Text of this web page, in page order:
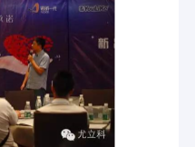
la gestion d'entreprise
Cie., Ltd de
Cie., Ltd de
Cie.